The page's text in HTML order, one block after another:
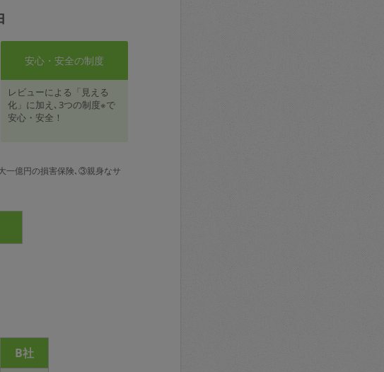
安心・安全の制度
レビューによる「見える
化」に加え､3つの制度※で
安心・安全！
一億円の損害保険､③親身なサ
B社